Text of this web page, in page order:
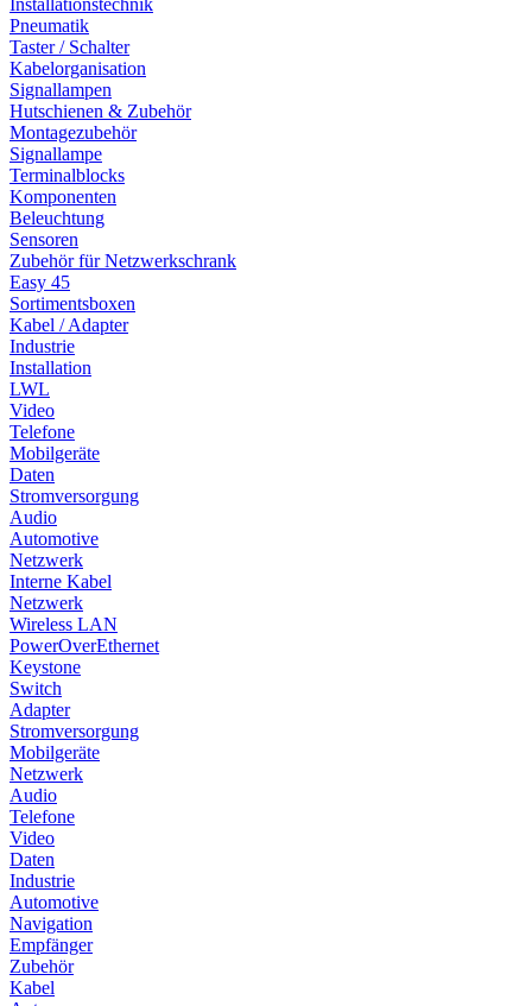
Pneumatik
Taster / Schalter
Kabelorganisation
Signallampen
Hutschienen & Zubehör
Montagezubehör
Signallampe
Terminalblocks
Komponenten
Beleuchtung
Sensoren
Zubehör für Netzwerkschrank
Easy 45
Sortimentsboxen
Kabel / Adapter
Industrie
Installation
LWL
Video
Telefone
Mobilgeräte
Daten
Stromversorgung
Audio
Automotive
Netzwerk
Interne Kabel
Netzwerk
Wireless LAN
PowerOverEthernet
Keystone
Switch
Adapter
Stromversorgung
Mobilgeräte
Netzwerk
Audio
Telefone
Video
Daten
Industrie
Automotive
Navigation
Empfänger
Zubehör
Kabel